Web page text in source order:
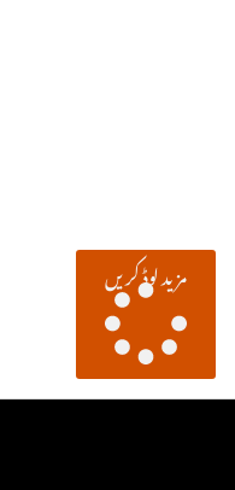
مزید لوڈ کریں